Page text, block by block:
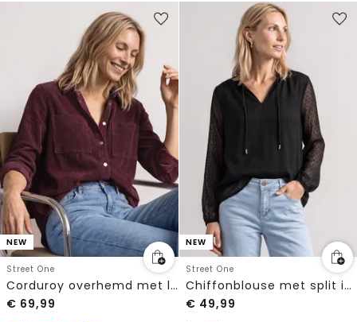
NEW
Street One
Corduroy overhemd met lange mouwen en knopen
€ 69,99
NEW
Street One
Chiffonblouse met split in de hals en bandjes
€ 49,99